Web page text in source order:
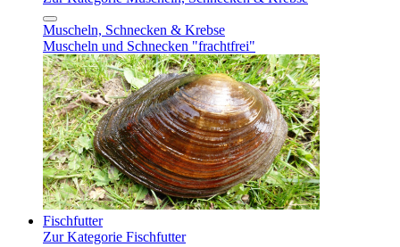
Muscheln, Schnecken & Krebse
Muscheln und Schnecken "frachtfrei"
Fischfutter
Zur Kategorie Fischfutter